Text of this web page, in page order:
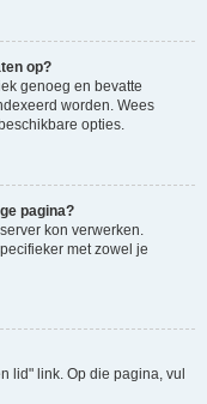
op?
genoeg en bevatte
worden. Wees
opties.
pagina?
kon verwerken.
met zowel je
lid" link. Op die pagina, vul